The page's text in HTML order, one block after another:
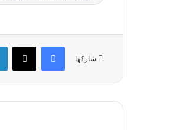
شاركها
فيسبوك ‫X